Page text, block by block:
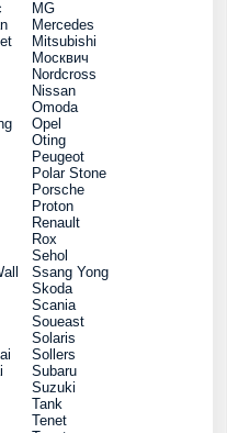
MG
Mercedes
Mitsubishi
Москвич
Nordcross
Nissan
Omoda
Opel
Oting
Peugeot
Polar Stone
Porsche
Proton
Renault
Rox
Sehol
Ssang Yong
Skoda
Scania
Soueast
Solaris
Sollers
Subaru
Suzuki
Tank
Tenet